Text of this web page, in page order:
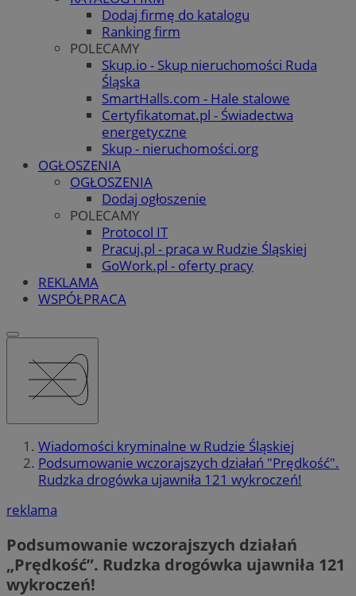
Dodaj firmę do katalogu
Ranking firm
POLECAMY
Skup.io - Skup nieruchomości Ruda
Śląska
SmartHalls.com - Hale stalowe
Certyfikatomat.pl - Świadectwa
energetyczne
Skup - nieruchomości.org
OGŁOSZENIA
OGŁOSZENIA
Dodaj ogłoszenie
POLECAMY
Protocol IT
Pracuj.pl - praca w Rudzie Śląskiej
GoWork.pl - oferty pracy
REKLAMA
WSPÓŁPRACA
Wiadomości kryminalne w Rudzie Śląskiej
Podsumowanie wczorajszych działań "Prędkość".
Rudzka drogówka ujawniła 121 wykroczeń!
reklama
Podsumowanie wczorajszych działań
„Prędkość”. Rudzka drogówka ujawniła 121
wykroczeń!